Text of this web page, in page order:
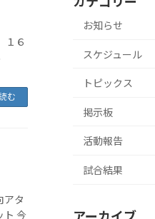
１６
む
アタ
ト 今
お知らせ
スケジュール
トピックス
掲示板
活動報告
試合結果